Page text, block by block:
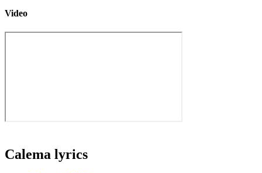
Video
Calema lyrics